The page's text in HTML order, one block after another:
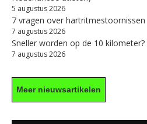
5 augustus 2026
7 vragen over hartritmestoornissen
7 augustus 2026
Sneller worden op de 10
7 augustus 2026
Meer nieuwsartikelen